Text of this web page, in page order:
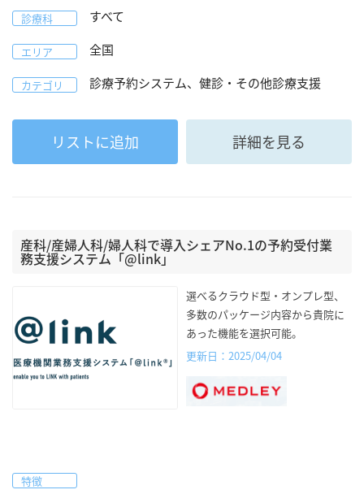
診療科 すべて
エリア 全国
カテゴリ 診療予約システム、健診・その他診療支援
リストに追加 詳細を見る
産科/産婦人科/婦人科で導入シェアNo.1の予約受付業
務支援システム「@link」
選べるクラウド型・オンプレ型、
多数のパッケージ内容から貴院に
あった機能を選択可能。
更新日：2025/04/04
特徴